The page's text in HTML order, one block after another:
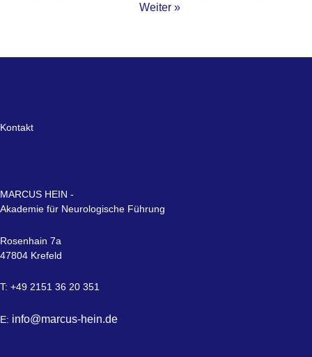
Weiter »
Kontakt
MARCUS HEIN -
Akademie für Neurologische Führung
Rosenhain 7a
47804 Krefeld
T: +49 2151 36 20 351
E: info@marcus-hein.de